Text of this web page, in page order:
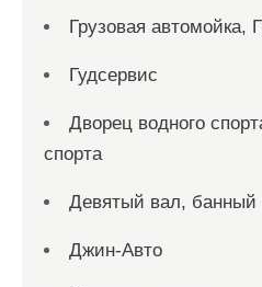
Грузовая автомойка,
Гудсервис
Дворец водного
спорта
Девятый вал, банный
Джин-Авто